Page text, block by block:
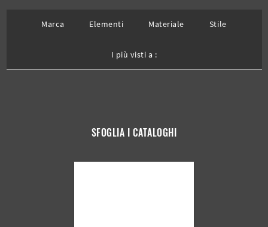
Marca Elementi Materiale Stile
I più visti a :
SFOGLIA I CATALOGHI